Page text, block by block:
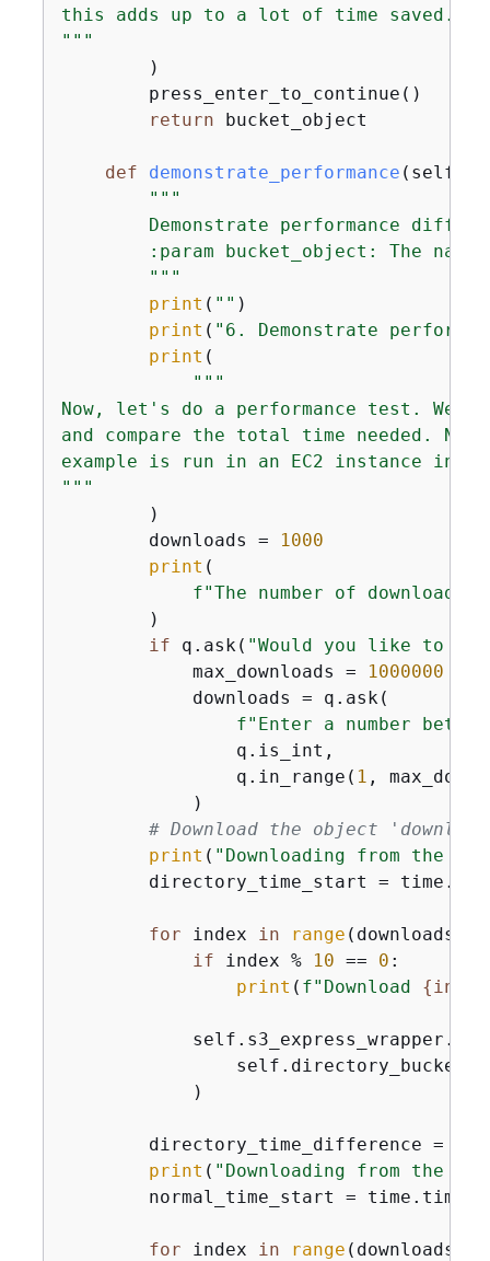
this adds up to a lot of time saved.
"""
        )
        press_enter_to_continue()
return bucket_object
def demonstrate_performance ( self,
"""
Demonstrate performance
:param bucket_object: The
        """
print ( "" )
print ( "6. Demonstrate
print (
"""
Now, let's do a performance test. We'll
and compare the total time needed.
example is run in an EC2 instance in
"""
        )
        downloads =
1000
print (
f"The number of
        )
if q.ask( "Would you like to
            max_downloads =
1000000
            downloads = q.ask(
f"Enter a number
                q.is_int,
                q.in_range(
1 ,
            )
# Download the object
print ( "Downloading from the
directory_time_start =
for index in range (downloads):
if index % 10 == 0 :
print ( f"Download {
            )
directory_time_difference =
print ( "Downloading from the
normal_time_start =
for index in range (downloads):